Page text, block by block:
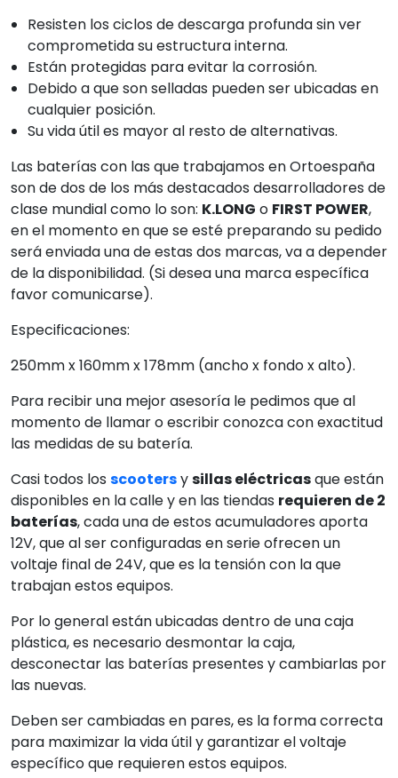
Resisten los ciclos de descarga profunda sin ver
comprometida su estructura interna.
Están protegidas para evitar la corrosión.
Debido a que son selladas pueden ser ubicadas en
cualquier posición.
Su vida útil es mayor al resto de alternativas.
Las baterías con las que trabajamos en Ortoespaña
son de dos de los más destacados desarrolladores de
clase mundial como lo son: K.LONG o FIRST POWER,
en el momento en que se esté preparando su pedido
será enviada una de estas dos marcas, va a depender
de la disponibilidad. (Si desea una marca específica
favor comunicarse).
Especificaciones:
250mm x 160mm x 178mm (ancho x fondo x alto).
Para recibir una mejor asesoría le pedimos que al
momento de llamar o escribir conozca con exactitud
las medidas de su batería.
Casi todos los scootersysillas eléctricasque están
disponibles en la calle y en las tiendas requieren de 2
baterías, cada una de estos acumuladores aporta
12V, que al ser configuradas en serie ofrecen un
voltaje final de 24V, que es la tensión con la que
trabajan estos equipos.
Por lo general están ubicadas dentro de una caja
plástica, es necesario desmontar la caja,
desconectar las baterías presentes y cambiarlas por
las nuevas.
Deben ser cambiadas en pares, es la forma correcta
para maximizar la vida útil y garantizar el voltaje
específico que requieren estos equipos.